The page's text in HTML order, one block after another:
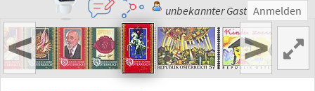
unbekannter Gast Anmelden
< >